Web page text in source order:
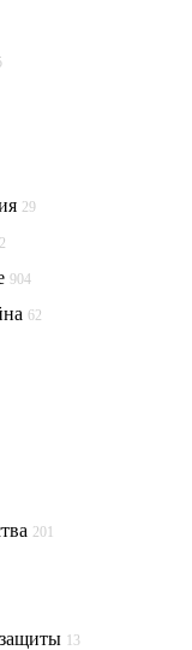
29
904
62
201
13